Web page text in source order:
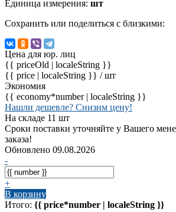
Единица измерения: шт
Сохранить или поделиться с близкими:
Цена для юр. лиц
{{ priceOld | localeString }}
{{ price | localeString }} / шт
Экономия
{{ economy*number | localeString }}
Нашли дешевле? Снизим цену!
На складе 11 шт
Сроки поставки уточняйте у Вашего
заказа!
Обновлено 09.08.2026
-
+
В корзину
Итого: {{ price*number | localeString }}